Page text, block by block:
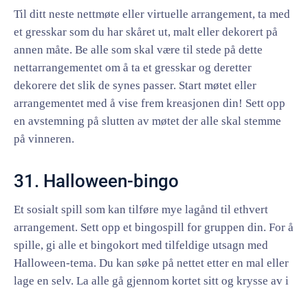
Til ditt neste nettmøte eller virtuelle arrangement, ta med
et gresskar som du har skåret ut, malt eller dekorert på
annen måte. Be alle som skal være til stede på dette
nettarrangementet om å ta et gresskar og deretter
dekorere det slik de synes passer. Start møtet eller
arrangementet med å vise frem kreasjonen din! Sett opp
en avstemning på slutten av møtet der alle skal stemme
på vinneren.
31. Halloween-bingo
Et sosialt spill som kan tilføre mye lagånd til ethvert
arrangement. Sett opp et bingospill for gruppen din. For å
spille, gi alle et bingokort med tilfeldige utsagn med
Halloween-tema. Du kan søke på nettet etter en mal eller
lage en selv. La alle gå gjennom kortet sitt og krysse av i